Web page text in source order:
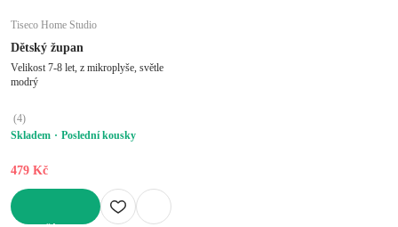
Tiseco Home Studio
Dětský župan
Velikost 7-8 let, z mikroplyše, světle
modrý
(4)
Skladem
Poslední kousky
479 Kč